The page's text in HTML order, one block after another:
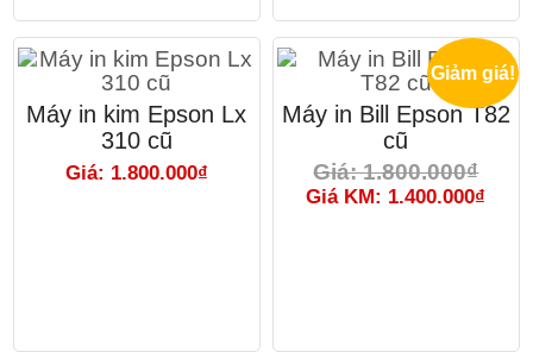
Máy in kim Epson Lx
310 cũ
Giá: 1.800.000₫
Giảm giá!
Máy in Bill Epson T82
cũ
Giá: 1.800.000₫
Giá KM: 1.400.000₫